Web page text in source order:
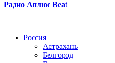
Радио Аплюс Beat
Россия
Астрахань
Белгород